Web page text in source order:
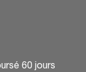
60 jours